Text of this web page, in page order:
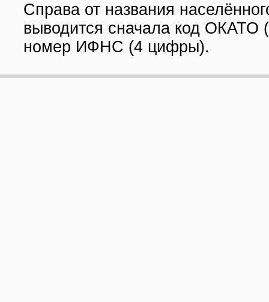
Справа от названия
выводится сначала код ОКАТО
номер ИФНС (4 цифры).